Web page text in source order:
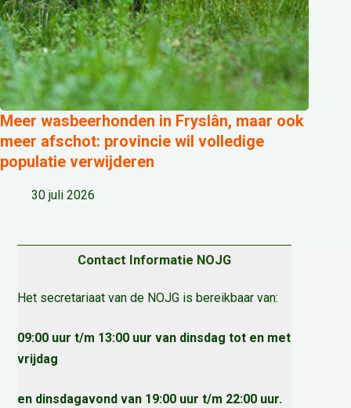
Meer wasbeerhonden in Fryslân, maar ook
meer afschot: provincie wil volledige
populatie verwijderen
30 juli 2026
Contact Informatie NOJG
Het secretariaat van de NOJG is bereikbaar van:
09:00 uur t/m 13:00 uur van dinsdag tot en met
vrijdag
en dinsdagavond van 19:00 uur t/m 22:00 uur.